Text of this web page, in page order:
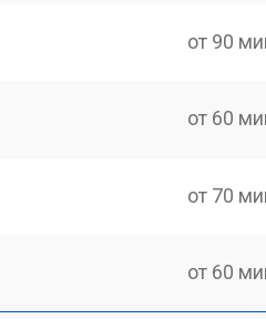
от 90
от 60
от 70
от 60